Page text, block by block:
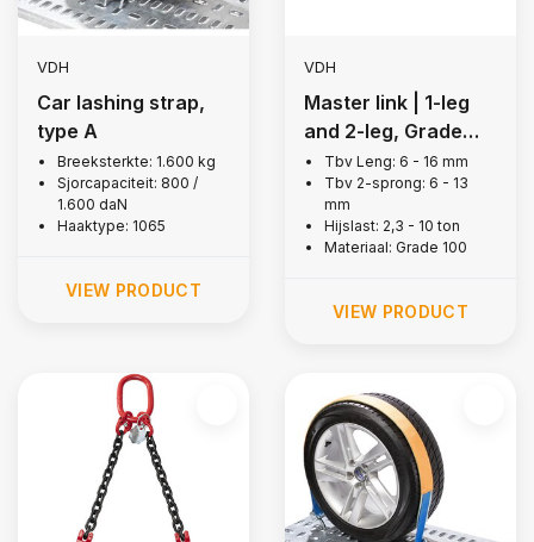
VDH
Car lashing strap,
type A
Breeksterkte: 1.600 kg
Sjorcapaciteit: 800 /
1.600 daN
Haaktype: 1065
VIEW PRODUCT
VDH
Master link | 1-leg
and 2-leg, Grade
100Tbv Leng: 6 - 16 mm
Tbv 2-sprong: 6 - 13
mm
Hijslast: 2,3 - 10 ton
Materiaal: Grade 100
VIEW PRODUCT